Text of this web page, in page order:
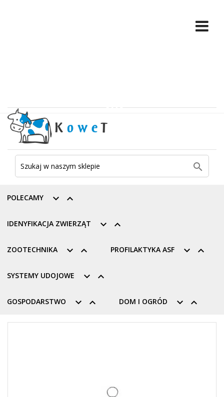

 
POLECAMY
 
IDENYFIKACJA ZWIERZĄT
 
ZOOTECHNIKA  
PROFILAKTYKA ASF
 
SYSTEMY UDOJOWE
 
GOSPODARSTWO  
DOM I OGRÓD